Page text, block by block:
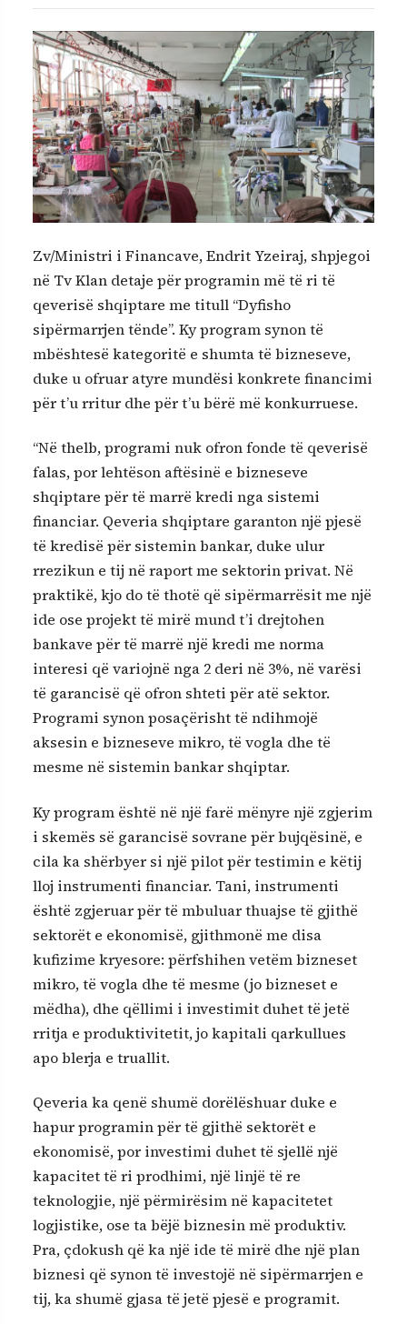
Zv/Ministri i Financave, Endrit Yzeiraj, shpjegoi
në Tv Klan detaje për programin më të ri të
qeverisë shqiptare me titull “Dyfisho
sipërmarrjen tënde”. Ky program synon të
mbështesë kategoritë e shumta të bizneseve,
duke u ofruar atyre mundësi konkrete financimi
për t’u rritur dhe për t’u bërë më konkurruese.
“Në thelb, programi nuk ofron fonde të qeverisë
falas, por lehtëson aftësinë e bizneseve
shqiptare për të marrë kredi nga sistemi
financiar. Qeveria shqiptare garanton një pjesë
të kredisë për sistemin bankar, duke ulur
rrezikun e tij në raport me sektorin privat. Në
praktikë, kjo do të thotë që sipërmarrësit me një
ide ose projekt të mirë mund t’i drejtohen
bankave për të marrë një kredi me norma
interesi që variojnë nga 2 deri në 3%, në varësi
të garancisë që ofron shteti për atë sektor.
Programi synon posaçërisht të ndihmojë
aksesin e bizneseve mikro, të vogla dhe të
mesme në sistemin bankar shqiptar.
Ky program është në një farë mënyre një zgjerim
i skemës së garancisë sovrane për bujqësinë, e
cila ka shërbyer si një pilot për testimin e këtij
lloj instrumenti financiar. Tani, instrumenti
është zgjeruar për të mbuluar thuajse të gjithë
sektorët e ekonomisë, gjithmonë me disa
kufizime kryesore: përfshihen vetëm bizneset
mikro, të vogla dhe të mesme (jo bizneset e
mëdha), dhe qëllimi i investimit duhet të jetë
rritja e produktivitetit, jo kapitali qarkullues
apo blerja e truallit.
Qeveria ka qenë shumë dorëlëshuar duke e
hapur programin për të gjithë sektorët e
ekonomisë, por investimi duhet të sjellë një
kapacitet të ri prodhimi, një linjë të re
teknologjie, një përmirësim në kapacitetet
logjistike, ose ta bëjë biznesin më produktiv.
Pra, çdokush që ka një ide të mirë dhe një plan
biznesi që synon të investojë në sipërmarrjen e
tij, ka shumë gjasa të jetë pjesë e programit.